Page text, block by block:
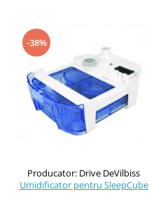
-38%
Producator: Drive DeVilbiss
Umidificator pentru SleepCube